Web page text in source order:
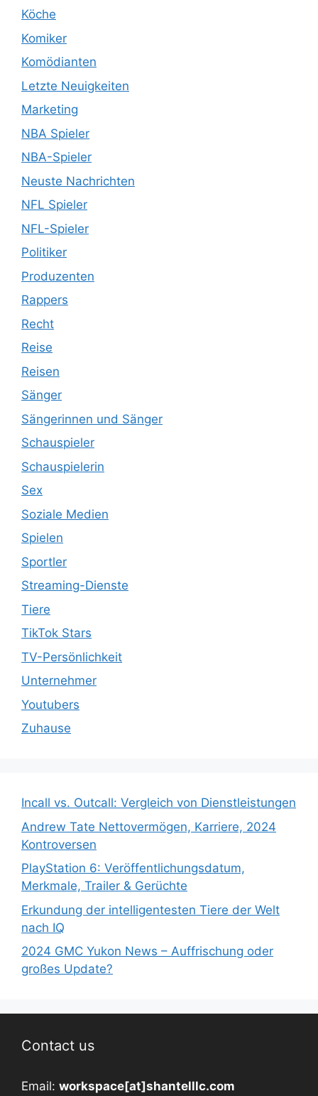
Köche
Komiker
Komödianten
Letzte Neuigkeiten
Marketing
NBA Spieler
NBA-Spieler
Neuste Nachrichten
NFL Spieler
NFL-Spieler
Politiker
Produzenten
Rappers
Recht
Reise
Reisen
Sänger
Sängerinnen und Sänger
Schauspieler
Schauspielerin
Sex
Soziale Medien
Spielen
Sportler
Streaming-Dienste
Tiere
TikTok Stars
TV-Persönlichkeit
Unternehmer
Youtubers
Zuhause
Incall vs. Outcall: Vergleich von Dienstleistungen
Andrew Tate Nettovermögen, Karriere, 2024
Kontroversen
PlayStation 6: Veröffentlichungsdatum,
Merkmale, Trailer & Gerüchte
Erkundung der intelligentesten Tiere der Welt
nach IQ
2024 GMC Yukon News – Auffrischung oder
großes Update?
Contact us
Email: workspace[at]shantelllc.com